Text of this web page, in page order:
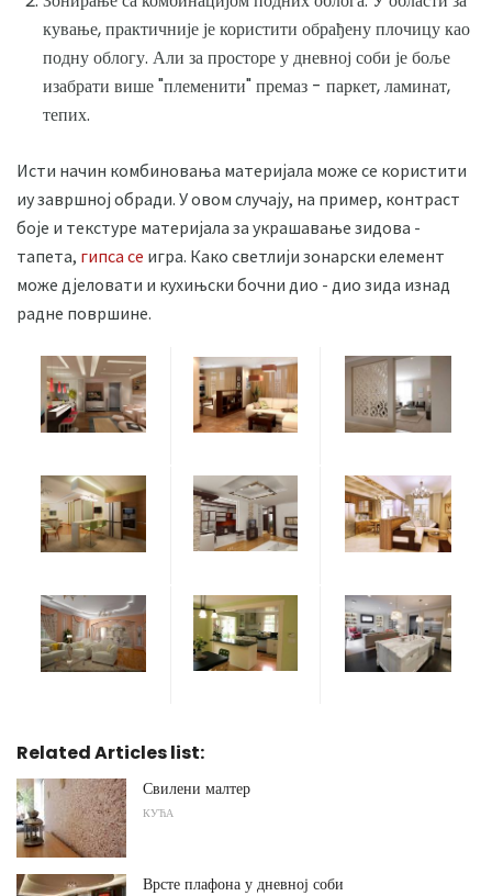
кување, практичније је користити обрађену плочицу као
подну облогу. Али за просторе у дневној соби је боље
изабрати више "племенити" премаз - паркет, ламинат,
тепих.
Исти начин комбиновања материјала може се користити
иу завршној обради. У овом случају, на пример, контраст
боје и текстуре материјала за украшавање зидова -
тапета, гипса се игра. Како светлији зонарски елемент
може дјеловати и кухињски бочни дио - дио зида изнад
радне површине.
Related Articles list:
Свилени малтер
КУЋА
Врсте плафона у дневној соби